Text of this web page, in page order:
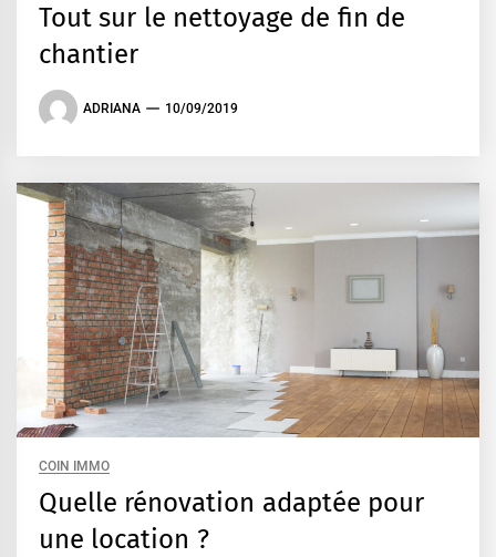
Tout sur le nettoyage de fin de
chantier
ADRIANA 10/09/2019
COIN IMMO
Quelle rénovation adaptée pour
une location ?